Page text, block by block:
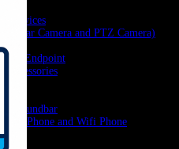
Devices
Camera and PTZ Camera)
Endpoint
accessories
Soundbar
Phone and Wifi Phone